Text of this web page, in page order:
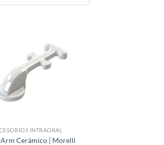
INTRAORAL
Cerámico | Morelli